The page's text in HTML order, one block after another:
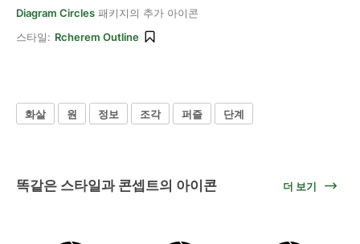
Diagram Circles 패키지의 추가 아이콘
스타일: Rcherem Outline
화살 원 정보 조각 퍼즐 단계
똑같은 스타일과 콘셉트의 아이콘 더 보기